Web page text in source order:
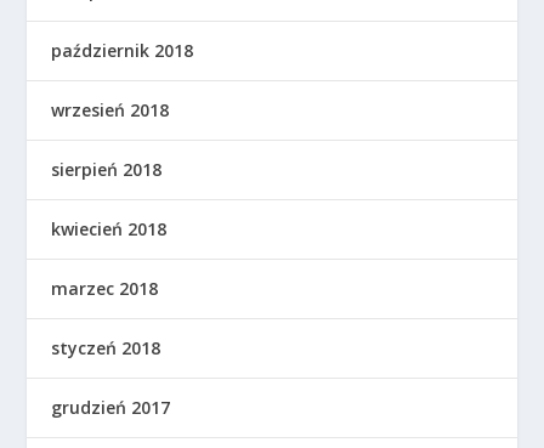
październik 2018
wrzesień 2018
sierpień 2018
kwiecień 2018
marzec 2018
styczeń 2018
grudzień 2017